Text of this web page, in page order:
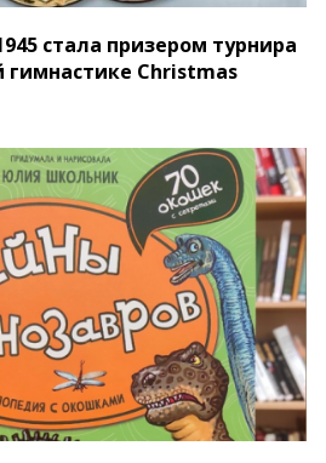
стала призером турнира
гимнастике Christmas